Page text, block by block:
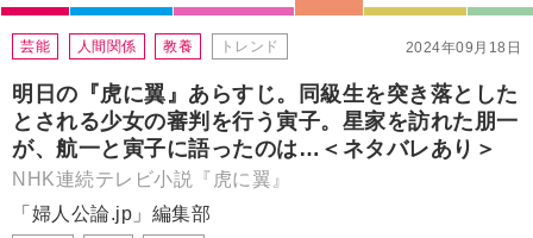
2024年09月18日
芸能 人間関係 教養 トレンド
明日の『虎に翼』あらすじ。同級生を突き落とした
とされる少女の審判を行う寅子。星家を訪れた朋一
が、航一と寅子に語ったのは…＜ネタバレあり＞
NHK連続テレビ小説『虎に翼』
「婦人公論.jp」編集部